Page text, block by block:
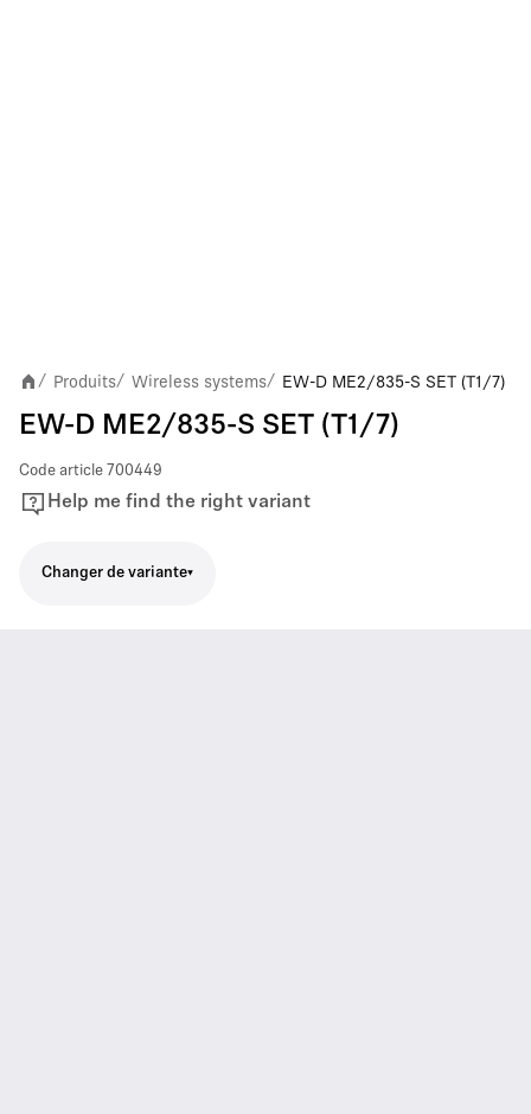
/ Produits/ Wireless systems/ EW-D ME2/835-S SET (T1/7)
EW-D ME2/835-S SET (T1/7)
Code article 700449
Help me find the right variant
Changer de variante